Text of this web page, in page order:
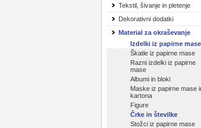
Tekstil, šivanje in pletenje
Dekorativni dodatki
Material za okraševanje
Izdelki iz papirne mase
Škatle iz papirne mase
Razni izdelki iz papirne
mase
Albumi in bloki
Maske iz papirne mase
kartona
Figure
Črke in številke
Stožci iz papirne mase